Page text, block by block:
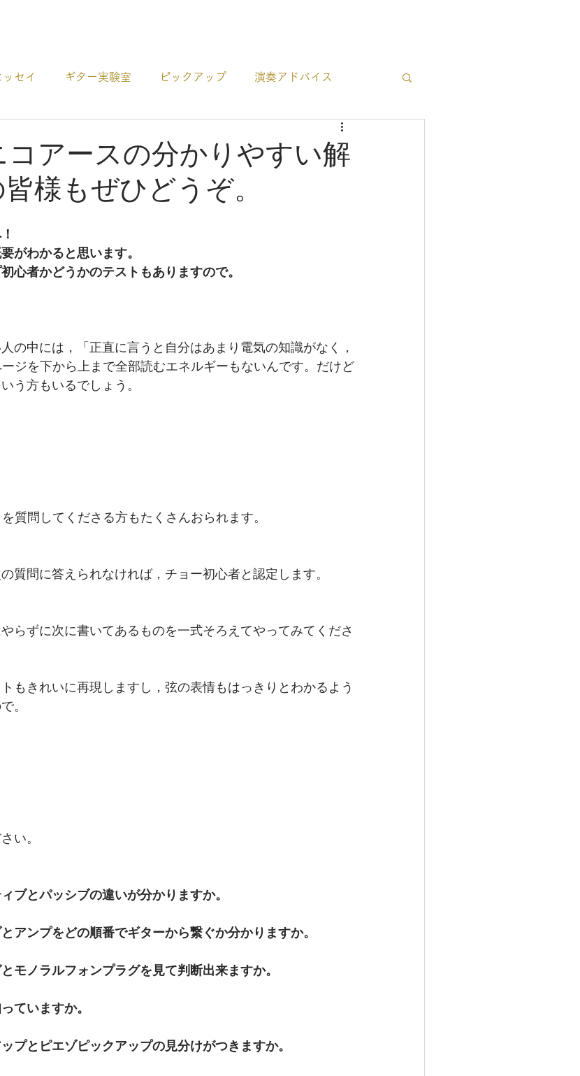
セイ ギター実験室 ピックアップ 演奏アドバイス
コアースの分かりやすい解
様もぜひどうぞ。
がわかると思います。
心者かどうかのテストもありますので。
の中には，「正直に言うと自分はあまり電気の知識がなく，
ジを下から上まで全部読むエネルギーもないんです。だけど
う方もいるでしょう。
質問してくださる方もたくさんおられます。
質問に答えられなければ，チョー初心者と認定します。
らずに次に書いてあるものを一式そろえてやってみてくださ
もきれいに再現しますし，弦の表情もはっきりとわかるよう
。
い。
ブとパッシブの違いが分かりますか。
アンプをどの順番でギターから繋ぐか分かりますか。
モノラルフォンプラグを見て判断出来ますか。
ていますか。
プとピエゾピックアップの見分けがつきますか。